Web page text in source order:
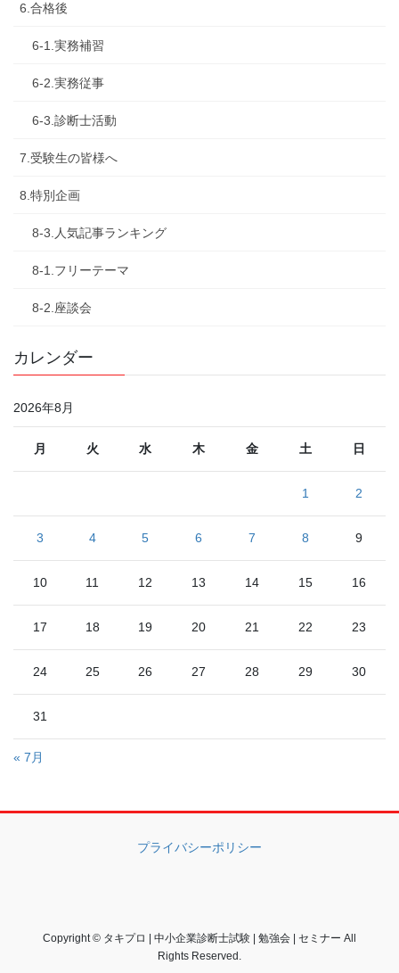
6.合格後
6-1.実務補習
6-2.実務従事
6-3.診断士活動
7.受験生の皆様へ
8.特別企画
8-3.人気記事ランキング
8-1.フリーテーマ
8-2.座談会
カレンダー
2026年8月
月 火 水 木 金 土 日
1 2
3 4 5 6 7 8 9
10 11 12 13 14 15 16
17 18 19 20 21 22 23
24 25 26 27 28 29 30
31
« 7月
プライバシーポリシー
Copyright © タキプロ | 中小企業診断士試験 | 勉強会 | セミナー All
Rights Reserved.